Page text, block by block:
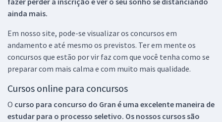
ainda mais.
Em nosso site, pode-se visualizar os concursos em
andamento e até mesmo os previstos. Ter em mente os
concursos que estão por vir faz com que você tenha como se
preparar com mais calma e com muito mais qualidade.
Cursos online para concursos
O curso para concurso do Gran é uma excelente maneira de
estudar para o processo seletivo. Os nossos cursos são